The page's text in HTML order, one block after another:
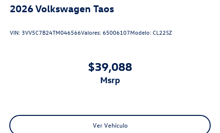
2026Volkswagen Taos
VIN: 3VV5C7B24TM046566Valores:65006107Modelo:CL22SZ
$39,088
msrp
Ver Vehículo